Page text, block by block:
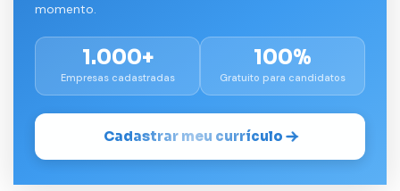
momento.
1.000+
Empresas cadastradas
100%
Gratuito para candidatos
Cadastrar meu currículo